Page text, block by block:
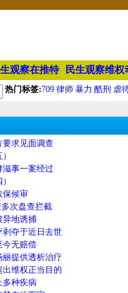
观察在推特 民生观察维权
热门标签:709 律师 暴力 酷刑 虐
要求见面调查
事一案经过
保候审
次盘查拦截
异地诱捕
剥夺于近日去世
今无赔偿
提供透析治疗
维权正当目的
多种疾病